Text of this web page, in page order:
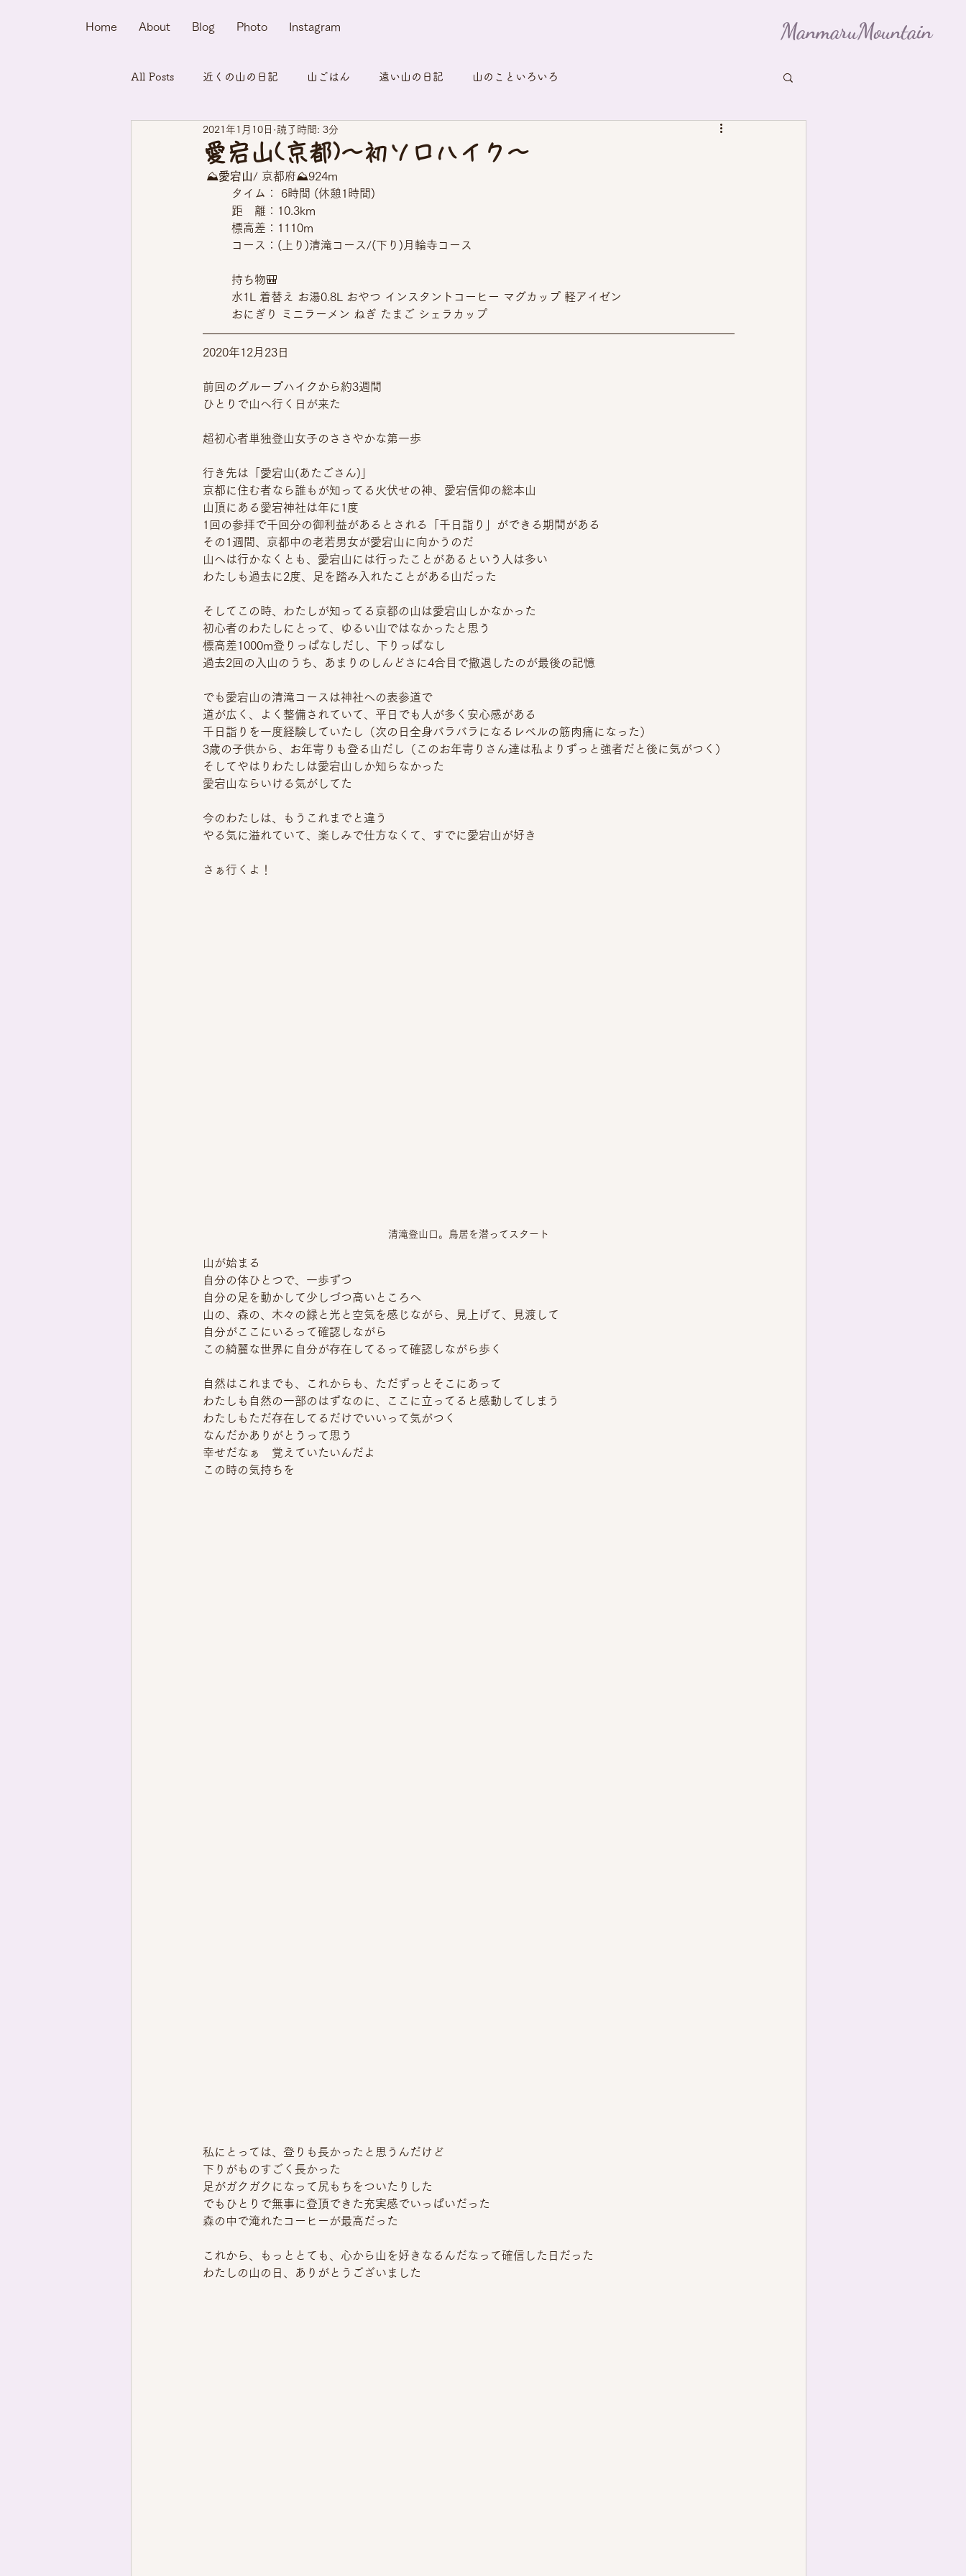
Home About Blog Photo Instagram ManmaruMountain
All Posts 近くの山の日記 山ごはん 遠い山の日記 山のこといろいろ
愛宕山(京都)〜初ソロハイク〜
2021年1月10日 読了時間: 3分
⛰愛宕山/ 京都府⛰924m
タイム： 6時間 (休憩1時間)
距　離：10.3km
標高差：1110m
コース：(上り)清滝コース/(下り)月輪寺コース
持ち物🎒
水1L 着替え お湯0.8L おやつ インスタントコーヒー マグカップ 軽アイゼン
おにぎり ミニラーメン ねぎ たまご シェラカップ
2020年12月23日
前回のグループハイクから約3週間
ひとりで山へ行く日が来た
超初心者単独登山女子のささやかな第一歩
行き先は「愛宕山(あたごさん)」
京都に住む者なら誰もが知ってる火伏せの神、愛宕信仰の総本山
山頂にある愛宕神社は年に1度
1回の参拝で千回分の御利益があるとされる「千日詣り」ができる期間がある
その1週間、京都中の老若男女が愛宕山に向かうのだ
山へは行かなくとも、愛宕山には行ったことがあるという人は多い
わたしも過去に2度、足を踏み入れたことがある山だった
そしてこの時、わたしが知ってる京都の山は愛宕山しかなかった
初心者のわたしにとって、ゆるい山ではなかったと思う
標高差1000m登りっぱなしだし、下りっぱなし
過去2回の入山のうち、あまりのしんどさに4合目で撤退したのが最後の記憶
でも愛宕山の清滝コースは神社への表参道で
道が広く、よく整備されていて、平日でも人が多く安心感がある
千日詣りを一度経験していたし（次の日全身バラバラになるレベルの筋肉痛になった）
3歳の子供から、お年寄りも登る山だし（このお年寄りさん達は私よりずっと強者だと後に気がつく）
そしてやはりわたしは愛宕山しか知らなかった
愛宕山ならいける気がしてた
今のわたしは、もうこれまでと違う
やる気に溢れていて、楽しみで仕方なくて、すでに愛宕山が好き
さぁ行くよ！
清滝登山口。鳥居を潜ってスタート
山が始まる
自分の体ひとつで、一歩ずつ
自分の足を動かして少しづつ高いところへ
山の、森の、木々の緑と光と空気を感じながら、見上げて、見渡して
自分がここにいるって確認しながら
この綺麗な世界に自分が存在してるって確認しながら歩く
自然はこれまでも、これからも、ただずっとそこにあって
わたしも自然の一部のはずなのに、ここに立ってると感動してしまう
わたしもただ存在してるだけでいいって気がつく
なんだかありがとうって思う
幸せだなぁ　覚えていたいんだよ
この時の気持ちを
私にとっては、登りも長かったと思うんだけど
下りがものすごく長かった
足がガクガクになって尻もちをついたりした
でもひとりで無事に登頂できた充実感でいっぱいだった
森の中で淹れたコーヒーが最高だった
これから、もっととても、心から山を好きなるんだなって確信した日だった
わたしの山の日、ありがとうございました